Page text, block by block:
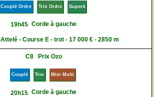
Couplé Ordre Trio Ordre Super4
19h45 Corde à gauche
Attelé - Course E - trot - 17 000 € - 2850 m
C8 Prix Ozo
Couplé Trio Mini Multi
20h15 Corde à gauche